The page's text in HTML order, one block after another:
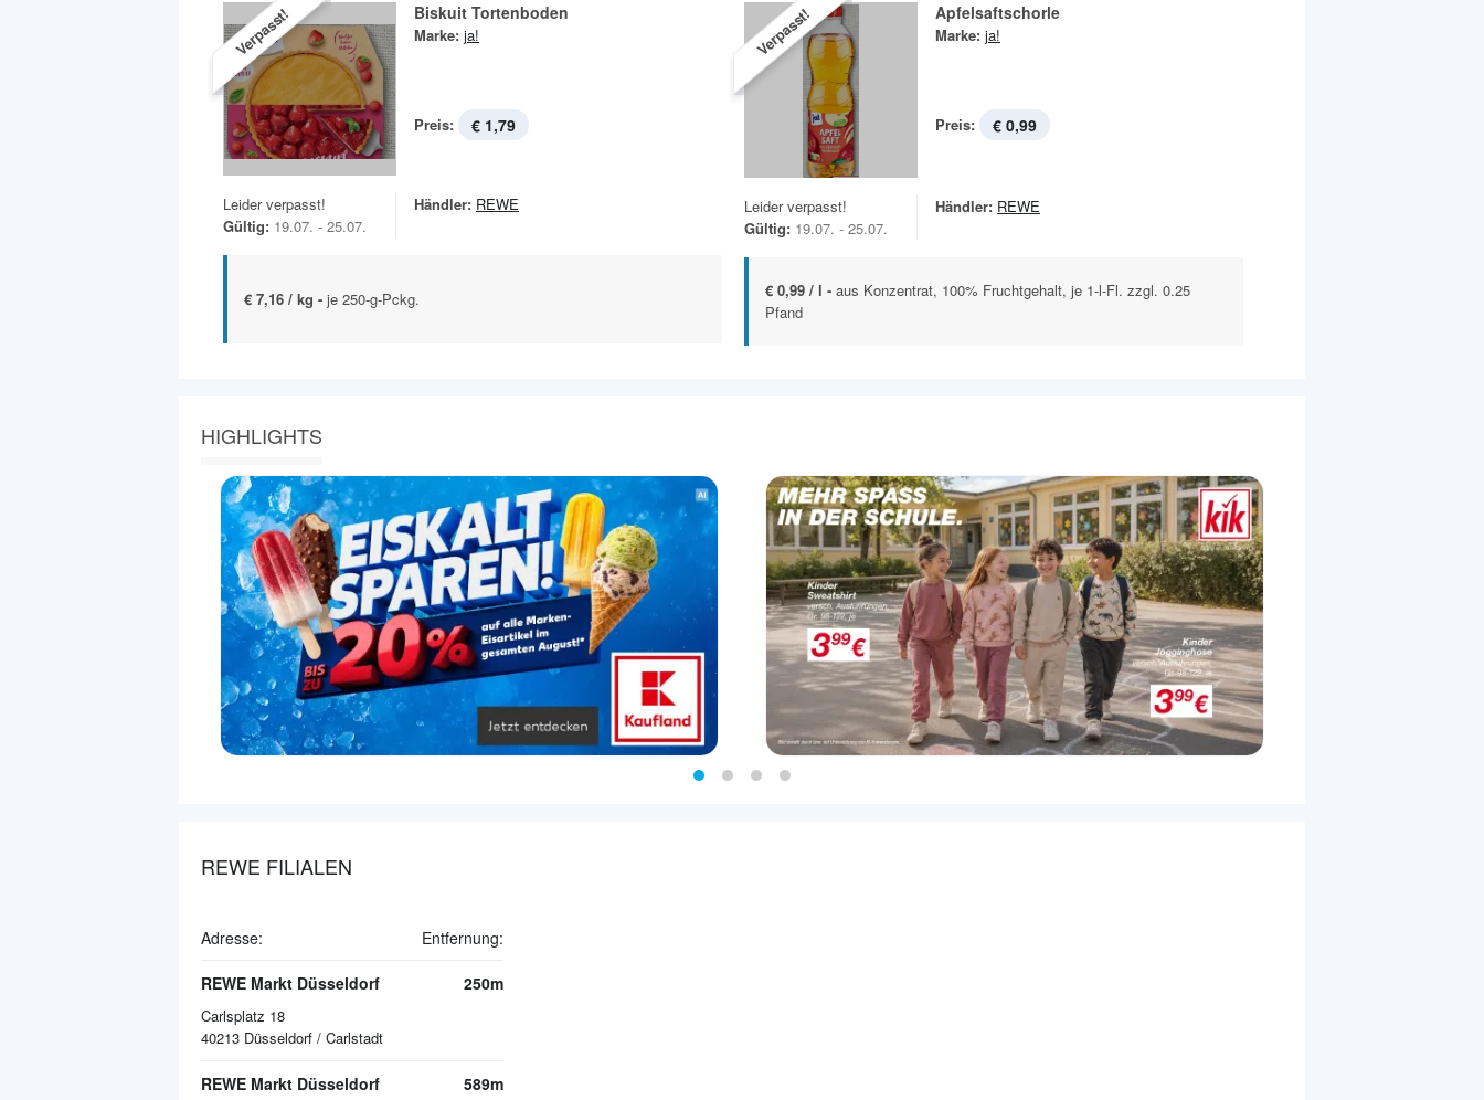
Verpasst! Biskuit Tortenboden
Marke: ja!
Preis: € 1,79
Leider verpasst!
Gültig: 19.07. - 25.07.
Händler: REWE
€ 7,16 / kg - je 250-g-Pckg.
Verpasst! Apfelsaftschorle
Marke: ja!
Preis: € 0,99
Leider verpasst!
Gültig: 19.07. - 25.07.
Händler: REWE
€ 0,99 / l - aus Konzentrat, 100% Fruchtgehalt, je 1-l-Fl. zzgl. 0.25
Pfand
HIGHLIGHTS
REWE FILIALEN
Adresse: Entfernung:
REWE Markt Düsseldorf
Carlsplatz 18
40213 Düsseldorf / Carlstadt
250m
REWE Markt Düsseldorf 589m